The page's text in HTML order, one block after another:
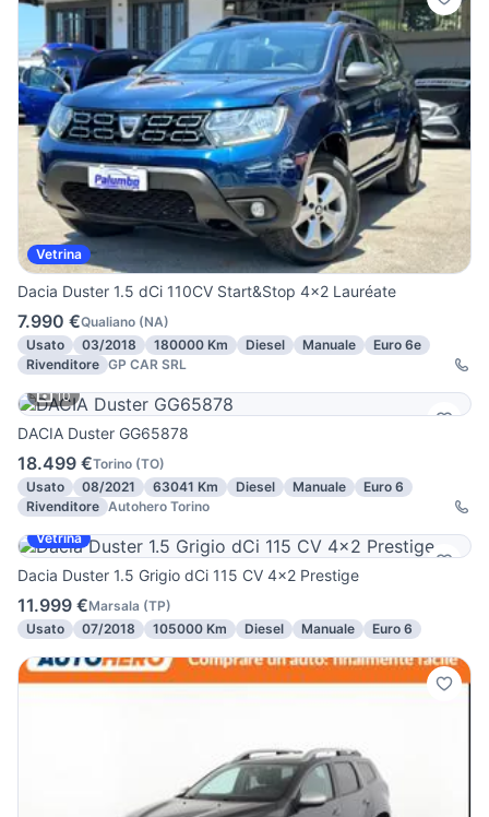
Vetrina
Dacia Duster 1.5 dCi 110CV Start&Stop 4x2 Lauréate
7.990 €Qualiano (NA)
Usato
03/2018 180000 Km Diesel Manuale
Euro 6e
Rivenditore GP CAR SRL
10
DACIA Duster GG65878
18.499 €Torino (TO)
Usato
08/2021 63041 Km Diesel Manuale
Euro 6
Rivenditore Autohero Torino
Vetrina
Dacia Duster 1.5 Grigio dCi 115 CV 4x2 Prestige
11.999 €Marsala (TP)
Usato
07/2018 105000 Km Diesel Manuale Euro 6